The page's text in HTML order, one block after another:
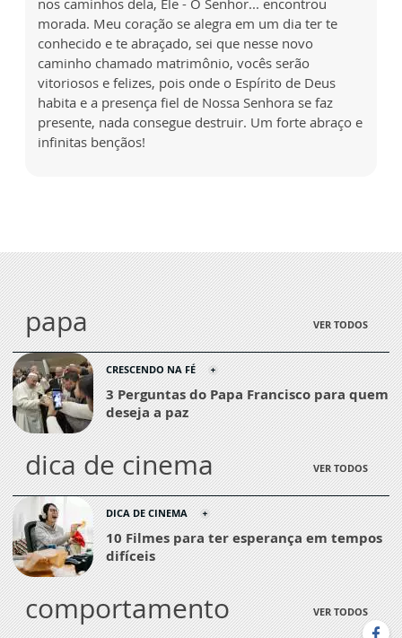
nos caminhos dela, Ele - O Senhor... encontrou
morada. Meu coração se alegra em um dia ter te
conhecido e te abraçado, sei que nesse novo
caminho chamado matrimônio, vocês serão
vitoriosos e felizes, pois onde o Espírito de Deus
habita e a presença fiel de Nossa Senhora se faz
presente, nada consegue destruir. Um forte abraço e
infinitas bençãos!
papa VER TODOS
CRESCENDO NA FÉ
3 Perguntas do Papa Francisco para quem
deseja a paz
dica de cinema VER TODOS
DICA DE CINEMA
10 Filmes para ter esperança em tempos
difíceis
comportamento VER TODOS